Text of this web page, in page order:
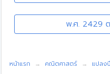
พ.ศ. 2429
หน้าแรก คณิตศาสตร์ แปลง